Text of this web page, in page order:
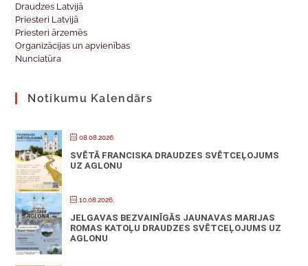
Draudzes Latvijā
Priesteri Latvijā
Priesteri ārzemēs
Organizācijas un apvienības
Nunciatūra
Notikumu Kalendārs
08.08.2026.
SVĒTĀ FRANCISKA DRAUDZES SVĒTCEĻOJUMS
UZ AGLONU
10.08.2026.
JELGAVAS BEZVAINĪGĀS JAUNAVAS MARIJAS
ROMAS KATOĻU DRAUDZES SVĒTCEĻOJUMS UZ
AGLONU